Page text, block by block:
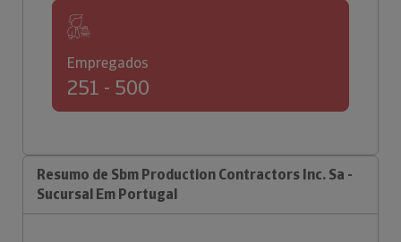
Empregados
251 - 500
Resumo de Sbm Production Contractors Inc. Sa -
Sucursal Em Portugal